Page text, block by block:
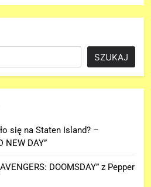
SZUKAJ
się na Staten Island? –
NEW DAY”
DOOMSDAY” z Pepper